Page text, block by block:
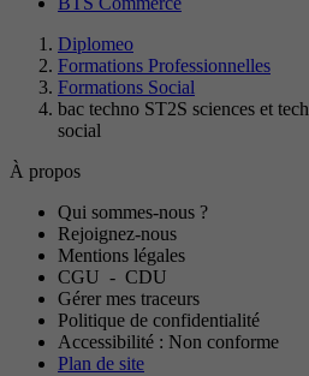
Diplomeo
Formations Professionnelles
Formations Social
bac techno ST2S sciences et
social
À propos
Qui sommes-nous ?
Rejoignez-nous
Mentions légales
CGU - CDU
Gérer mes traceurs
Politique de confidentialité
Accessibilité : Non conforme
Plan de site